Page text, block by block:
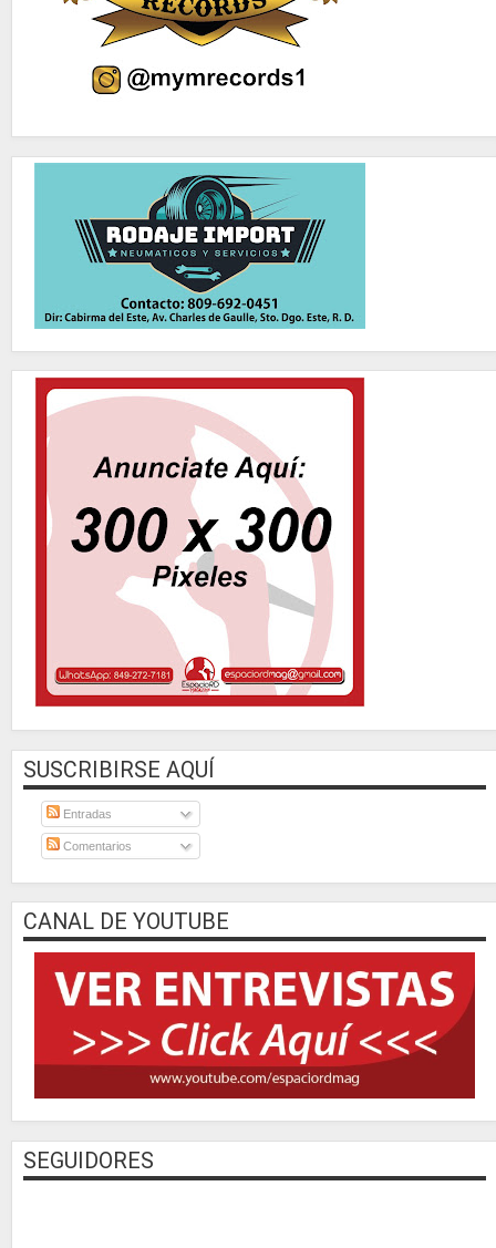
SUSCRIBIRSE AQUÍ
Entradas
Comentarios
CANAL DE YOUTUBE
SEGUIDORES